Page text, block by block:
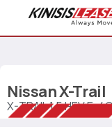
NissanX-Trail
X-TRAIL 1.5 HEV E-